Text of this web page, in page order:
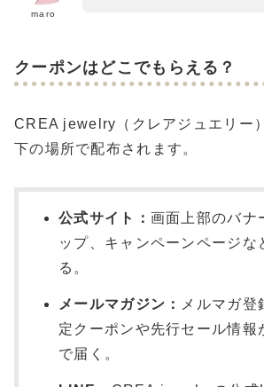
maro
クーポンはどこでもらえる？
CREA jewelry（クレアジュエリー
下の場所で配布されます。
公式サイト： 画面上部のバナ
ップ、キャンペーンページな
る。
メールマガジン：
メルマガ登
定クーポンや先行セール情報
で届く。